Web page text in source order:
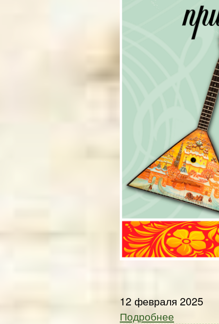
12 февраля 2025
Подробнее